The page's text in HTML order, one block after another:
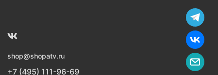
shop@shopatv.ru
+7 (495) 111-96-69